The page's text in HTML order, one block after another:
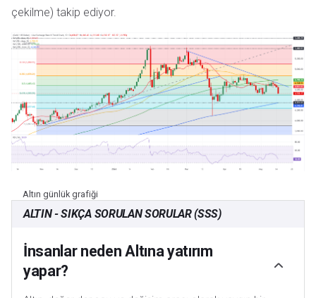
çekilme) takip ediyor.
Altın günlük grafiği
ALTIN - SIKÇA SORULAN SORULAR (SSS)
İnsanlar neden Altına yatırım
yapar?